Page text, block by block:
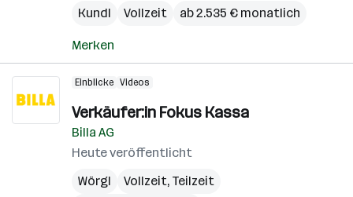
Kundl
Vollzeit ab 2.535 € monatlich
Merken
Einblicke Videos
Verkäufer:in Fokus Kassa
Billa AG
Heute veröffentlicht
Wörgl
Vollzeit, Teilzeit